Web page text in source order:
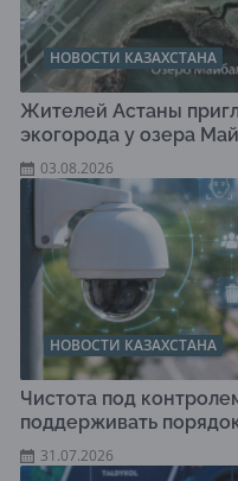
НОВОСТИ КАЗАХСТАНА
Жителей Астаны
экогорода у озера
03.08.2026
НОВОСТИ КАЗАХСТАНА
Чистота под
поддерживать
31.07.2026